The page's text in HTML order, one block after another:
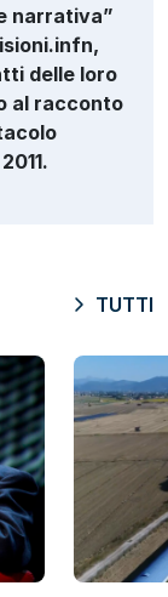
narrativa”
delle loro
al racconto
TUTTI